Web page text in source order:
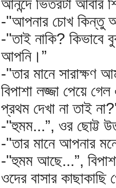
আনন্দে ভিতরটা আবার
-"আপনার চোখ কিন্তু
-"তাই নাকি? কিভাবে
আপনি।”
-"তার মানে সারাক্ষণ
বিপাশা লজ্জা পেয়ে
প্রথম দেখা না তাই
-"হুমম...”, ওর ছোট্ট
-"তার মানে আপনার
-"হুমম আছে...”,
ওদের বাসার